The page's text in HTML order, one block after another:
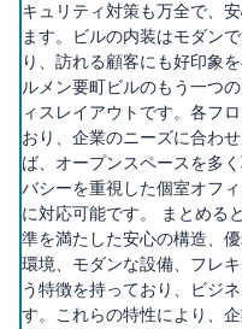
キュリティ対策も万全で、
ます。ビルの内装はモダン
り、訪れる顧客にも好印象
ルメン要町ビルのもう一つ
ィスレイアウトです。各フ
おり、企業のニーズに合わ
ば、オープンスペースを多
バシーを重視した個室オフ
に対応可能です。 まとめる
準を満たした安心の構造、
環境、モダンな設備、フレ
う特徴を持っており、ビジ
す。これらの特性により、